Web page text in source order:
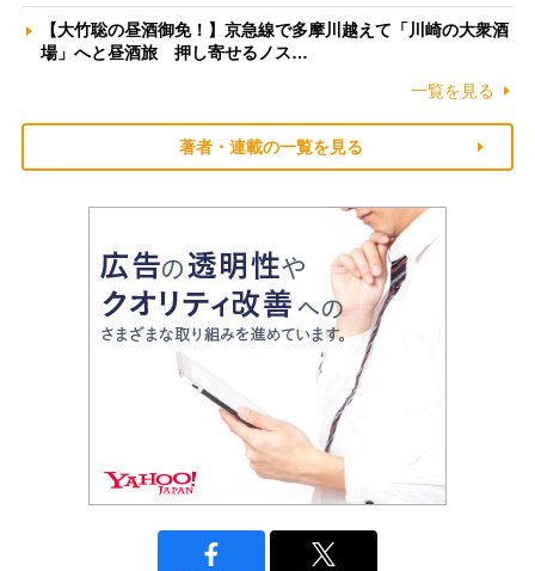
【大竹聡の昼酒御免！】京急線で多摩川越えて「川崎の大衆酒
場」へと昼酒旅 押し寄せるノス…
一覧を見る
著者・連載の一覧を見る